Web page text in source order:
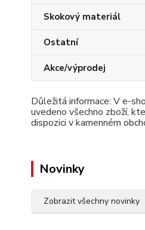
Skokový materiál
Ostatní
Akce/výprodej
Důležitá informace: V e-
uvedeno všechno zboží,
dispozici v kamenném
Novinky
Zobrazit všechny novinky